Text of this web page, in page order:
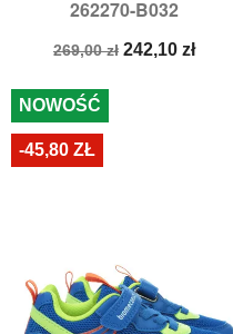
262270-B032
Cena
269,00 zł Cena
242,10 zł
NOWOŚĆ
-45,80 ZŁ